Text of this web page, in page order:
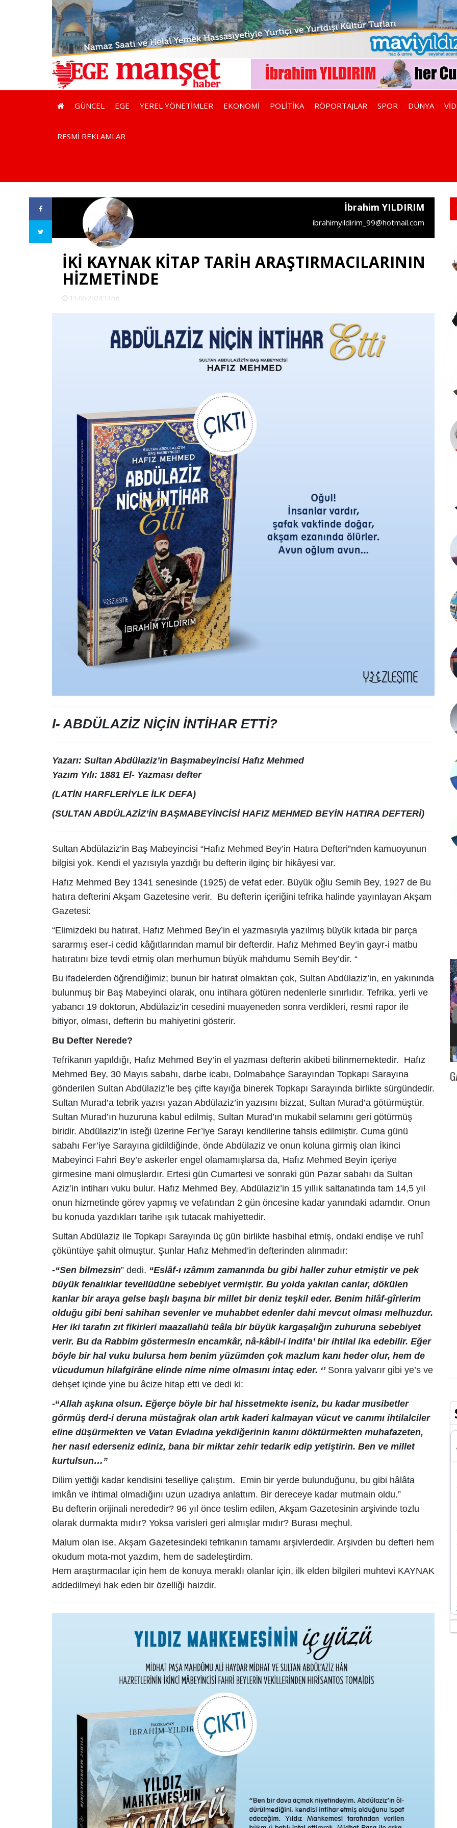
GÜNCEL EGE YEREL YÖNETİMLER EKONOMİ POLİTİKA RÖPORTAJLAR SPOR DÜNYA
RESMİ REKLAMLAR
İbrahim YILDIRIM
ibrahimyildirim_99@hotmail.com
İKİ KAYNAK KİTAP TARİH ARAŞTIRMACILARININ
HİZMETİNDE
11-06-2024 14:56
I- ABDÜLAZİZ NİÇİN İNTİHAR ETTİ?
Yazarı: Sultan Abdülaziz’in Başmabeyincisi Hafız Mehmed
Yazım Yılı: 1881 El- Yazması defter
(LATİN HARFLERİYLE İLK DEFA)
(SULTAN ABDÜLAZİZ’İN BAŞMABEYİNCİSİ HAFIZ MEHMED BEYİN HATIRA DEFTERİ)
Sultan Abdülaziz’in Baş Mabeyincisi “Hafız Mehmed Bey’in Hatıra Defteri”nden kamuoyunun
bilgisi yok. Kendi el yazısıyla yazdığı bu defterin ilginç bir hikâyesi var.
Hafız Mehmed Bey 1341 senesinde (1925) de vefat eder. Büyük oğlu Semih Bey, 1927 de Bu
hatıra defterini Akşam Gazetesine verir. Bu defterin içeriğini tefrika halinde yayınlayan Akşam
Gazetesi:
“Elimizdeki bu hatırat, Hafız Mehmed Bey’in el yazmasıyla yazılmış büyük kıtada bir parça
sararmış eser-i cedid kâğıtlarından mamul bir defterdir. Hafız Mehmed Bey’in gayr-i matbu
hatıratını bize tevdi etmiş olan merhumun büyük mahdumu Semih Bey’dir. “
Bu ifadelerden öğrendiğimiz; bunun bir hatırat olmaktan çok, Sultan Abdülaziz’in, en yakınında
bulunmuş bir Baş Mabeyinci olarak, onu intihara götüren nedenlerle sınırlıdır. Tefrika, yerli ve
yabancı 19 doktorun, Abdülaziz’in cesedini muayeneden sonra verdikleri, resmi rapor ile
bitiyor, olması, defterin bu mahiyetini gösterir.
Bu Defter Nerede?
Tefrikanın yapıldığı, Hafız Mehmed Bey’in el yazması defterin akibeti bilinmemektedir. Hafız
Mehmed Bey, 30 Mayıs sabahı, darbe icabı, Dolmabahçe Sarayından Topkapı Sarayına
gönderilen Sultan Abdülaziz’le beş çifte kayığa binerek Topkapı Sarayında birlikte sürgündedir.
Sultan Murad’a tebrik yazısı yazan Abdülaziz’in yazısını bizzat, Sultan Murad’a götürmüştür.
Sultan Murad’ın huzuruna kabul edilmiş, Sultan Murad’ın mukabil selamını geri götürmüş
biridir. Abdülaziz’in isteği üzerine Fer’iye Sarayı kendilerine tahsis edilmiştir. Cuma günü
sabahı Fer’iye Sarayına gidildiğinde, önde Abdülaziz ve onun koluna girmiş olan İkinci
Mabeyinci Fahri Bey’e askerler engel olamamışlarsa da, Hafız Mehmed Beyin içeriye
girmesine mani olmuşlardır. Ertesi gün Cumartesi ve sonraki gün Pazar sabahı da Sultan
Aziz’in intiharı vuku bulur. Hafız Mehmed Bey, Abdülaziz’in 15 yıllık saltanatında tam 14,5 yıl
onun hizmetinde görev yapmış ve vefatından 2 gün öncesine kadar yanındaki adamdır. Onun
bu konuda yazdıkları tarihe ışık tutacak mahiyettedir.
Sultan Abdülaziz ile Topkapı Sarayında üç gün birlikte hasbihal etmiş, ondaki endişe ve ruhî
çöküntüye şahit olmuştur. Şunlar Hafız Mehmed’in defterinden alınmadır:
-“Sen bilmezsin” dedi. “Eslâf-ı ızâmım zamanında bu gibi haller zuhur etmiştir ve pek
büyük fenalıklar tevellüdüne sebebiyet vermiştir. Bu yolda yakılan canlar, dökülen
kanlar bir araya gelse başlı başına bir millet bir deniz teşkil eder. Benim hilâf-gîrlerim
olduğu gibi beni sahihan sevenler ve muhabbet edenler dahi mevcut olması melhuzdur.
Her iki tarafın zıt fikirleri maazallahü teâla bir büyük kargaşalığın zuhuruna sebebiyet
verir. Bu da Rabbim göstermesin encamkâr, nâ-kâbil-i indifa’ bir ihtilal ika edebilir. Eğer
böyle bir hal vuku bulursa hem benim yüzümden çok mazlum kanı heder olur, hem de
vücudumun hilafgirâne elinde nime nime olmasını intaç eder. ‘’Sonra yalvarır gibi ye’s ve
dehşet içinde yine bu âcize hitap etti ve dedi ki:
-“Allah aşkına olsun. Eğerçe böyle bir hal hissetmekte iseniz, bu kadar musibetler
görmüş derd-i deruna müstağrak olan artık kaderi kalmayan vücut ve canımı ihtilalciler
eline düşürmekten ve Vatan Evladına yekdiğerinin kanını döktürmekten muhafazeten,
her nasıl ederseniz ediniz, bana bir miktar zehir tedarik edip yetiştirin. Ben ve millet
kurtulsun…”
Dilim yettiği kadar kendisini teselliye çalıştım. Emin bir yerde bulunduğunu, bu gibi hâlâta
imkân ve ihtimal olmadığını uzun uzadıya anlattım. Bir dereceye kadar mutmain oldu.”
Bu defterin orijinali nerededir? 96 yıl önce teslim edilen, Akşam Gazetesinin arşivinde tozlu
olarak durmakta mıdır? Yoksa varisleri geri almışlar mıdır? Burası meçhul.
Malum olan ise, Akşam Gazetesindeki tefrikanın tamamı arşivlerdedir. Arşivden bu defteri hem
okudum mota-mot yazdım, hem de sadeleştirdim.
Hem araştırmacılar için hem de konuya meraklı olanlar için, ilk elden bilgileri muhtevi KAYNAK
addedilmeyi hak eden bir özelliği haizdir.
MAVİ YILDIZ TURİZM VE HAZIR TUR’A İZMİR
TURİZM FUARI’NDA BÜYÜK İLGİ
GAZETECİ KENAN TOKGÖZ’E 25. YIL BERATI…